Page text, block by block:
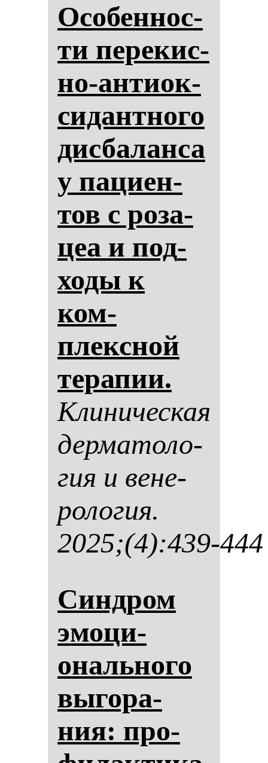
Осо­бен­нос­
ти пе­ре­кис­
но-ан­ти­ок­
си­дан­тно­го
дис­ба­лан­са
у па­ци­ен­
тов с ро­за­
цеа и под­
хо­ды к
ком­
плексной
те­ра­пии.
Кли­ни­чес­кая
дер­ма­то­ло­
гия и ве­не­
ро­ло­гия.
2025;(4):439-444
Син­дром
эмо­ци­
ональ­но­го
вы­го­ра­
ния: про­